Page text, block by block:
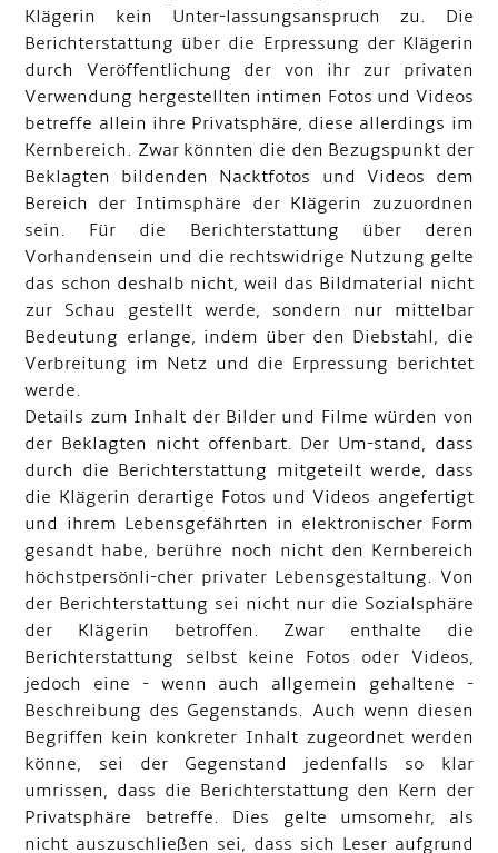
Klägerin kein Unter-lassungsanspruch zu. Die
Berichterstattung über die Erpressung der Klägerin
durch Veröffentlichung der von ihr zur privaten
Verwendung hergestellten intimen Fotos und Videos
betreffe allein ihre Privatsphäre, diese allerdings im
Kernbereich. Zwar könnten die den Bezugspunkt der
Beklagten bildenden Nacktfotos und Videos dem
Bereich der Intimsphäre der Klägerin zuzuordnen
sein. Für die Berichterstattung über deren
Vorhandensein und die rechtswidrige Nutzung gelte
das schon deshalb nicht, weil das Bildmaterial nicht
zur Schau gestellt werde, sondern nur mittelbar
Bedeutung erlange, indem über den Diebstahl, die
Verbreitung im Netz und die Erpressung berichtet
werde.
Details zum Inhalt der Bilder und Filme würden von
der Beklagten nicht offenbart. Der Um-stand, dass
durch die Berichterstattung mitgeteilt werde, dass
die Klägerin derartige Fotos und Videos angefertigt
und ihrem Lebensgefährten in elektronischer Form
gesandt habe, berühre noch nicht den Kernbereich
höchstpersönli-cher privater Lebensgestaltung. Von
der Berichterstattung sei nicht nur die Sozialsphäre
der Klägerin betroffen. Zwar enthalte die
Berichterstattung selbst keine Fotos oder Videos,
jedoch eine - wenn auch allgemein gehaltene -
Beschreibung des Gegenstands. Auch wenn diesen
Begriffen kein konkreter Inhalt zugeordnet werden
könne, sei der Gegenstand jedenfalls so klar
umrissen, dass die Berichterstattung den Kern der
Privatsphäre betreffe. Dies gelte umsomehr, als
nicht auszuschließen sei, dass sich Leser aufgrund